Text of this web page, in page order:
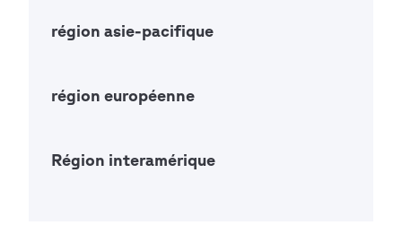
région asie-pacifique
région européenne
Région interamérique